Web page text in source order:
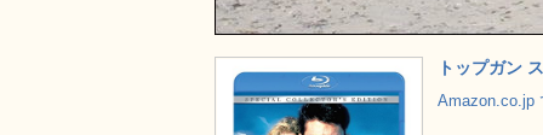
トップガン
Amazon.co.jp